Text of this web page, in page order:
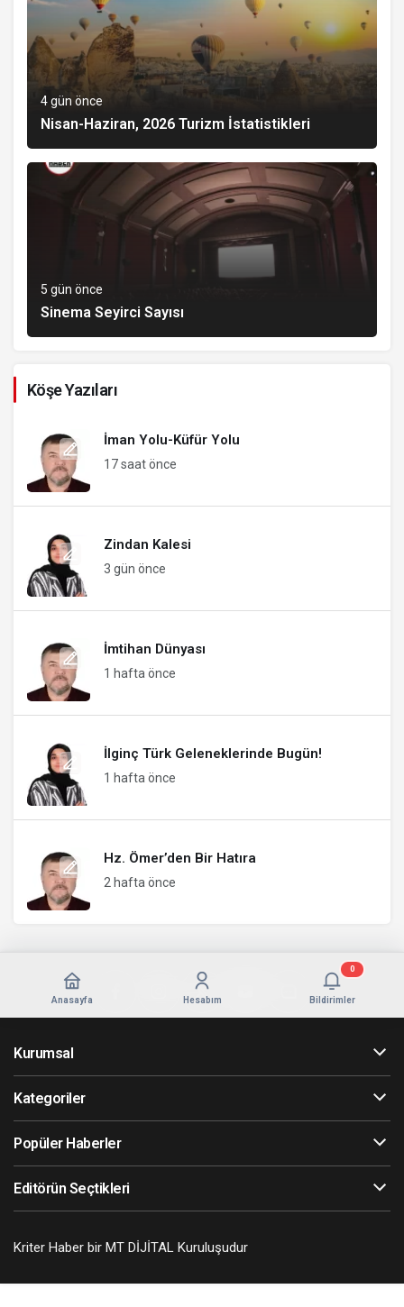
4 gün önce
Nisan-Haziran, 2026 Turizm İstatistikleri
5 gün önce
Sinema Seyirci Sayısı
Köşe Yazıları
İman Yolu-Küfür Yolu
17 saat önce
Zindan Kalesi
3 gün önce
İmtihan Dünyası
1 hafta önce
İlginç Türk Geleneklerinde Bugün!
1 hafta önce
Hz. Ömer’den Bir Hatıra
2 hafta önce
Anasayfa Hesabım Bildirimler
0
Kurumsal
Kategoriler
Popüler Haberler
Editörün Seçtikleri
Kriter Haber bir MT DİJİTAL Kuruluşudur